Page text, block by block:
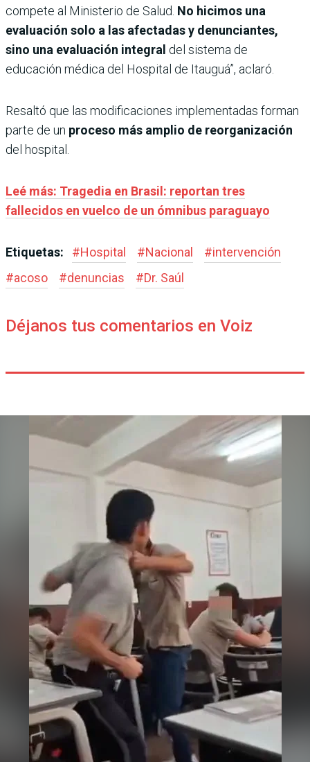
compete al Ministerio de Salud. No hicimos una
evaluación solo a las afectadas y denunciantes,
sino una evaluación integral del sistema de
educación médica del Hospital de Itauguá”, aclaró.
Resaltó que las modificaciones implementadas forman
parte de un proceso más amplio de reorganización
del hospital.
Leé más: Tragedia en Brasil: reportan tres
fallecidos en vuelco de un ómnibus paraguayo
Etiquetas: #Hospital #Nacional #intervención
#acoso #denuncias #Dr. Saúl
Déjanos tus comentarios en Voiz